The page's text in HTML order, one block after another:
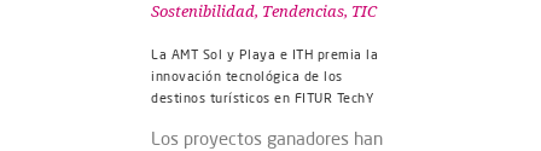
Sostenibilidad, Tendencias, TIC
La AMT Sol y Playa e ITH premia la
innovación tecnológica de los
destinos turísticos en FITUR TechY
Los proyectos ganadores han